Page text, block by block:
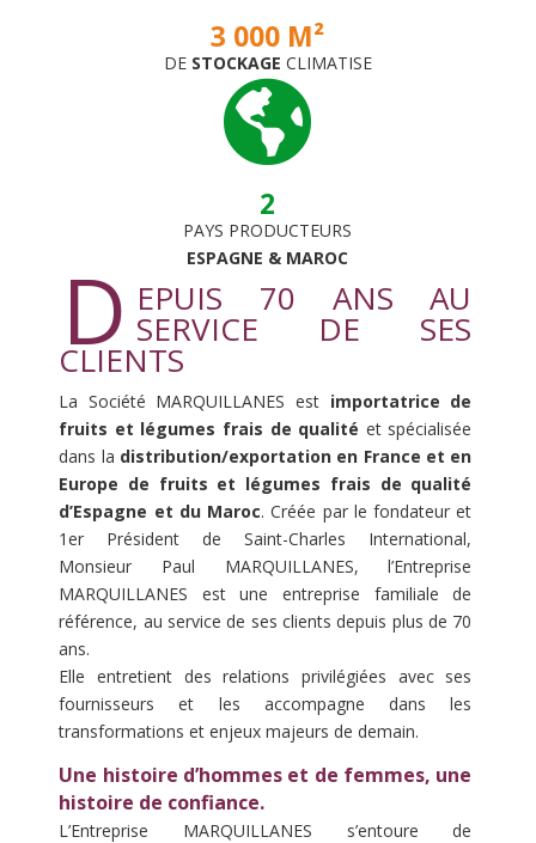
3 000 M²
DE STOCKAGE CLIMATISE

2
PAYS PRODUCTEURS
ESPAGNE & MAROC
D EPUIS 70 ANS AU
SERVICE DE SES
CLIENTS
La Société MARQUILLANES est importatrice de
fruits et légumes frais de qualité et spécialisée
dans la distribution/exportation en France et en
Europe de fruits et légumes frais de qualité
d’Espagne et du Maroc. Créée par le fondateur et
1er Président de Saint-Charles International,
Monsieur Paul MARQUILLANES, l’Entreprise
MARQUILLANES est une entreprise familiale de
référence, au service de ses clients depuis plus de 70
ans.
Elle entretient des relations privilégiées avec ses
fournisseurs et les accompagne dans les
transformations et enjeux majeurs de demain.
Une histoire d’hommes et de femmes, une
histoire de confiance.
L’Entreprise MARQUILLANES s’entoure de